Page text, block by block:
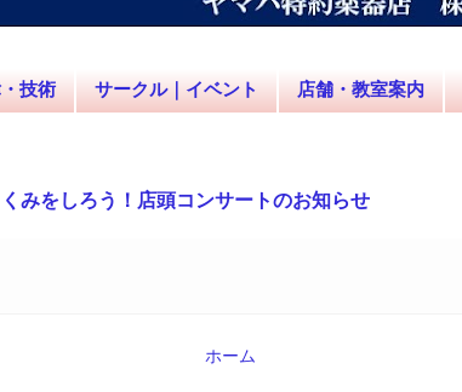
技術 サークル｜イベント 店舗・教室案内
みをしろう！店頭コンサートのお知らせ
ホーム